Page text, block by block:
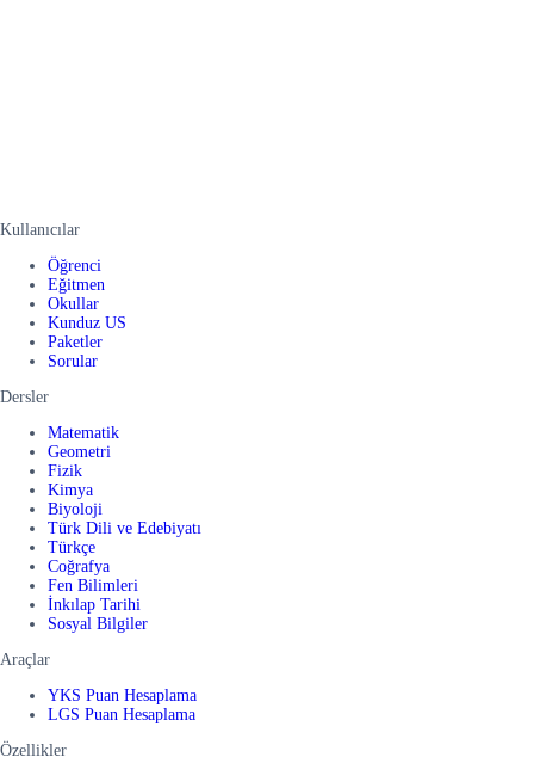
Kullanıcılar
Öğrenci
Eğitmen
Okullar
Kunduz US
Paketler
Sorular
Dersler
Matematik
Geometri
Fizik
Kimya
Biyoloji
Türk Dili ve Edebiyatı
Türkçe
Coğrafya
Fen Bilimleri
İnkılap Tarihi
Sosyal Bilgiler
Araçlar
YKS Puan Hesaplama
LGS Puan Hesaplama
Özellikler